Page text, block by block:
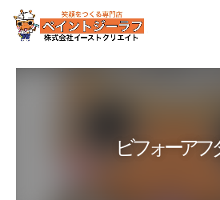
ビフォーアフ